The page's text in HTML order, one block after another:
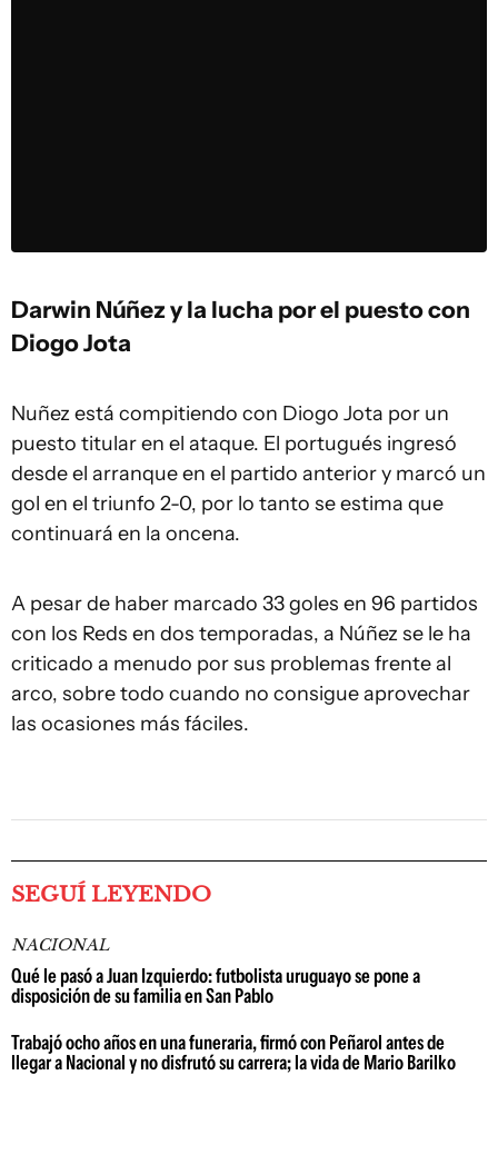
Darwin Núñez y la lucha por el puesto con
Diogo Jota
Nuñez está compitiendo con Diogo Jota por un
puesto titular en el ataque. El portugués ingresó
desde el arranque en el partido anterior y marcó un
gol en el triunfo 2-0, por lo tanto se estima que
continuará en la oncena.
A pesar de haber marcado 33 goles en 96 partidos
con los Reds en dos temporadas, a Núñez se le ha
criticado a menudo por sus problemas frente al
arco, sobre todo cuando no consigue aprovechar
las ocasiones más fáciles.
SEGUÍ LEYENDO
NACIONAL
Qué le pasó a Juan Izquierdo: futbolista uruguayo se pone a
disposición de su familia en San Pablo
Trabajó ocho años en una funeraria, firmó con Peñarol antes de
llegar a Nacional y no disfrutó su carrera; la vida de Mario Barilko